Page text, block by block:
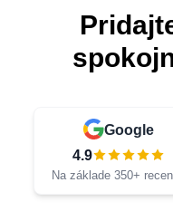
Google
4.9
Na základe 350+